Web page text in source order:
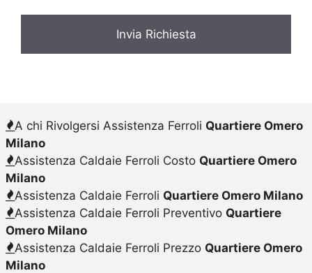
A chi Rivolgersi Assistenza Ferroli Quartiere Omero
Milano
Assistenza Caldaie Ferroli Costo Quartiere Omero
Milano
Assistenza Caldaie Ferroli Quartiere Omero Milano
Assistenza Caldaie Ferroli Preventivo Quartiere
Omero Milano
Assistenza Caldaie Ferroli Prezzo Quartiere Omero
Milano